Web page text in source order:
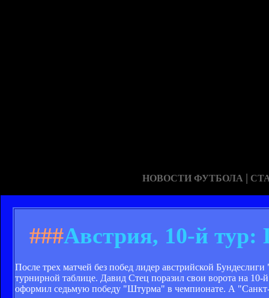
НОВОСТИ ФУТБОЛА |
###Австрия, 10-й тур:
После трех матчей без побед лидер австрийской
турнирной таблице. Давид Стец поразил свои ворота на
оформил седьмую победу "Штурма" в чемпионате. А